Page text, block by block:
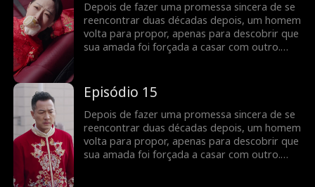
ser feita, permitindo que finalmente fiquem
juntos?
Depois de fazer uma promessa sincera de se
reencontrar duas décadas depois, um homem
volta para propor, apenas para descobrir que
sua amada foi forçada a casar com outro.
jornada para lutar por seu amor. Será que o
verdadeiro amor pode prevalecer e a justiça
ser feita, permitindo que finalmente fiquem
juntos?
Episódio 15
Depois de fazer uma promessa sincera de se
reencontrar duas décadas depois, um homem
volta para propor, apenas para descobrir que
sua amada foi forçada a casar com outro.